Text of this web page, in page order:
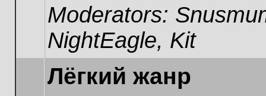
Moderators:
NightEagle, Kit
Лёгкий жанр